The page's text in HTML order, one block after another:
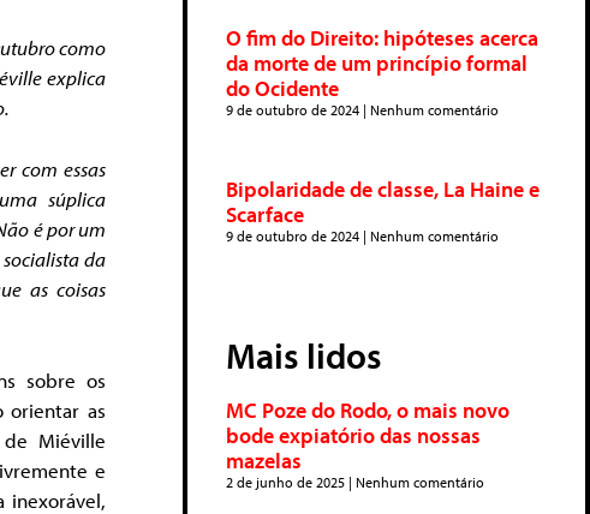
como
explica
com essas
súplica
épor um
da
as coisas
sobre os
orientar as
Miéville
e
inexorável,
O fim do Direito: hipóteses acerca
da morte de um princípio formal
do Ocidente
9 de outubro de 2024 Nenhum comentário
Bipolaridade de classe, La Haine e
Scarface
9 de outubro de 2024 Nenhum comentário
Mais lidos
MC Poze do Rodo, o mais novo
bode expiatório das nossas
mazelas
2 de junho de 2025 Nenhum comentário